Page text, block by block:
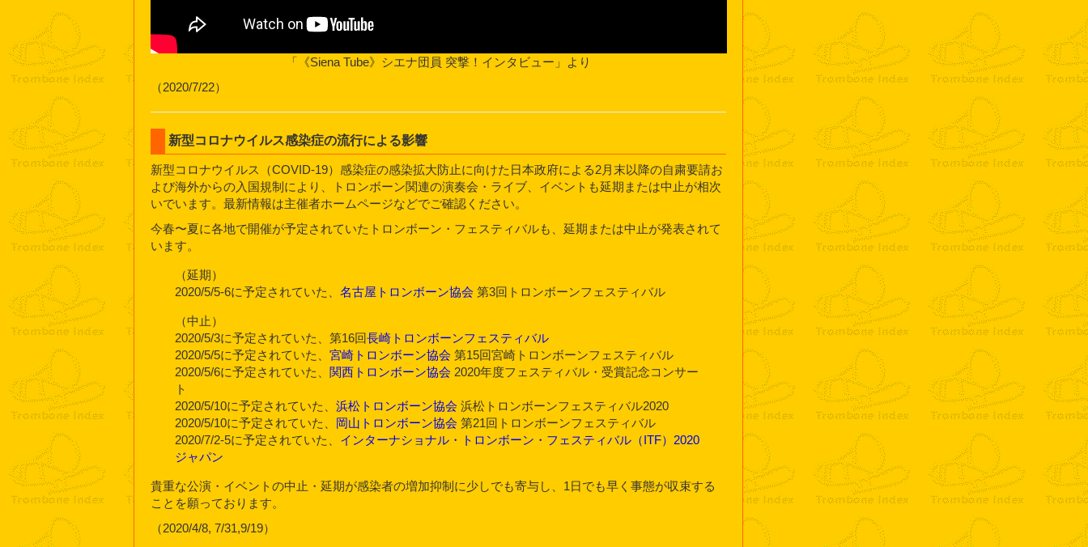
「《Siena Tube》シエナ団員 突撃！インタビュー」より
（2020/7/22）
新型コロナウイルス感染症の流行による影響
新型コロナウイルス（COVID-19）感染症の感染拡大防止に向けた日本政府による2月末以降の自粛要請お
よび海外からの入国規制により、トロンボーン関連の演奏会・ライブ、イベントも延期または中止が相次
いでいます。最新情報は主催者ホームページなどでご確認ください。
今春〜夏に各地で開催が予定されていたトロンボーン・フェスティバルも、延期または中止が発表されて
います。
（延期）
2020/5/5-6に予定されていた、 名古屋トロンボーン協会 第3回トロンボーンフェスティバル
（中止）
2020/5/3に予定されていた、第16回長崎トロンボーンフェスティバル
2020/5/5に予定されていた、 宮崎トロンボーン協会 第15回宮崎トロンボーンフェスティバル
2020/5/6に予定されていた、 関西トロンボーン協会 2020年度フェスティバル・受賞記念コンサー
ト
2020/5/10に予定されていた、 浜松トロンボーン協会 浜松トロンボーンフェスティバル2020
2020/5/10に予定されていた、 岡山トロンボーン協会 第21回トロンボーンフェスティバル
2020/7/2-5に予定されていた、 インターナショナル・トロンボーン・フェスティバル（ITF）2020
ジャパン
貴重な公演・イベントの中止・延期が感染者の増加抑制に少しでも寄与し、1日でも早く事態が収束する
ことを願っております。
（2020/4/8, 7/31,9/19）